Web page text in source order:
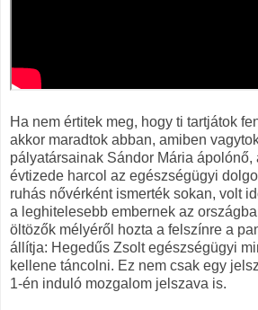
Ha nem értitek meg, hogy ti tartjátok
akkor maradtok abban, amiben
pályatársainak Sándor Mária ápolónő,
évtizede harcol az egészségügyi
ruhás nővérként ismerték sokan, volt
a leghitelesebb embernek az
öltözők mélyéről hozta a felszínre a
állítja: Hegedűs Zsolt egészségügyi
kellene táncolni. Ez nem csak egy
1-én induló mozgalom jelszava is.